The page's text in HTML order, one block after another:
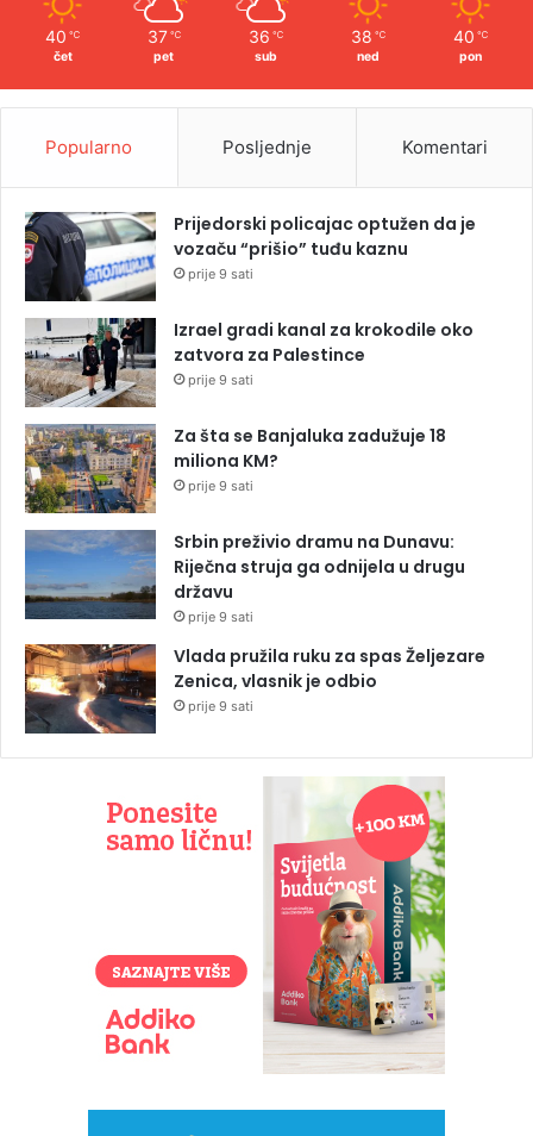
40 ℃
čet
37 ℃
pet
36 ℃
sub
38 ℃
ned
40 ℃
pon
Popularno Posljednje Komentari
Prijedorski policajac optužen da je
vozaču “prišio” tuđu kaznu
prije 9 sati
Izrael gradi kanal za krokodile oko
zatvora za Palestince
prije 9 sati
Za šta se Banjaluka zadužuje 18
miliona KM?
prije 9 sati
Srbin preživio dramu na Dunavu:
Riječna struja ga odnijela u drugu
državu
prije 9 sati
Vlada pružila ruku za spas Željezare
Zenica, vlasnik je odbio
prije 9 sati